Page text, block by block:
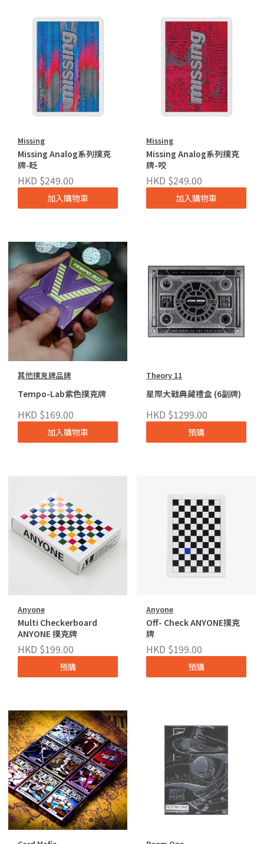
Missing
Missing Analog系列撲克
牌-眨
HKD $249.00
加入購物車
Missing
Missing Analog系列撲克
牌-咬
HKD $249.00
加入購物車
其他撲克牌品牌
Tempo-Lab紫色撲克牌
HKD $169.00
加入購物車
Theory 11
星際大戰典藏禮盒 (6副牌)
HKD $1299.00
預購
Anyone
Multi Checkerboard
ANYONE 撲克牌
HKD $199.00
預購
Anyone
Off- Check ANYONE撲克
牌
HKD $199.00
預購